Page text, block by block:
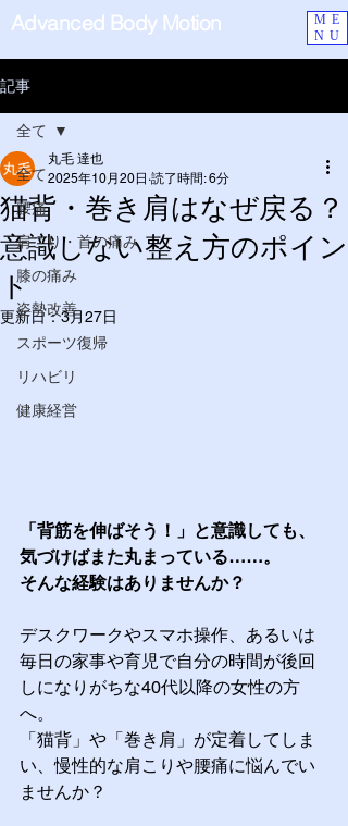
ME
NU
Advanced Body Motion
記事
全て
腰痛
肩こり・首の痛み
膝の痛み
姿勢改善
スポーツ復帰
リハビリ
健康経営
全て
猫背・巻き肩はなぜ戻る？
意識しない整え方のポイン
ト
丸毛 達也
2025年10月20日 読了時間: 6分
更新日：3月27日
「背筋を伸ばそう！」と意識しても、
気づけばまた丸まっている……。
そんな経験はありませんか？
デスクワークやスマホ操作、あるいは
毎日の家事や育児で自分の時間が後回
しになりがちな40代以降の女性の方
へ。
「猫背」や「巻き肩」が定着してしま
い、慢性的な肩こりや腰痛に悩んでい
ませんか？